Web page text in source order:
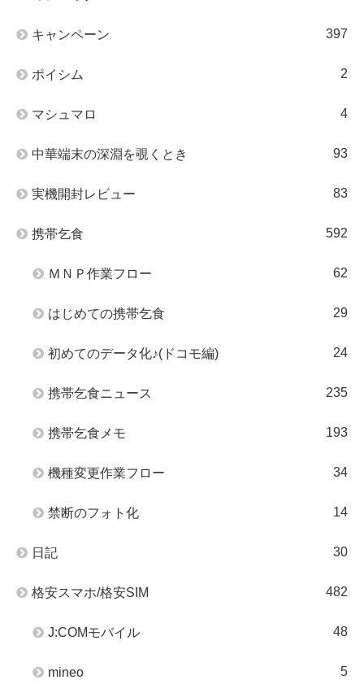
キャンペーン 397
ポイシム 2
マシュマロ 4
中華端末の深淵を覗くとき 93
実機開封レビュー 83
携帯乞食 592
ＭＮＰ作業フロー 62
はじめての携帯乞食 29
初めてのデータ化♪(ドコモ編) 24
携帯乞食ニュース 235
携帯乞食メモ 193
機種変更作業フロー 34
禁断のフォト化 14
日記 30
格安スマホ/格安SIM 482
J:COMモバイル 48
mineo 5